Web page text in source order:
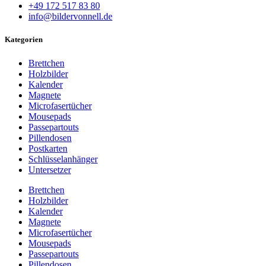
+49 172 517 83 80
info@bildervonnell.de
Kategorien
Brettchen
Holzbilder
Kalender
Magnete
Microfasertücher
Mousepads
Passepartouts
Pillendosen
Postkarten
Schlüsselanhänger
Untersetzer
Brettchen
Holzbilder
Kalender
Magnete
Microfasertücher
Mousepads
Passepartouts